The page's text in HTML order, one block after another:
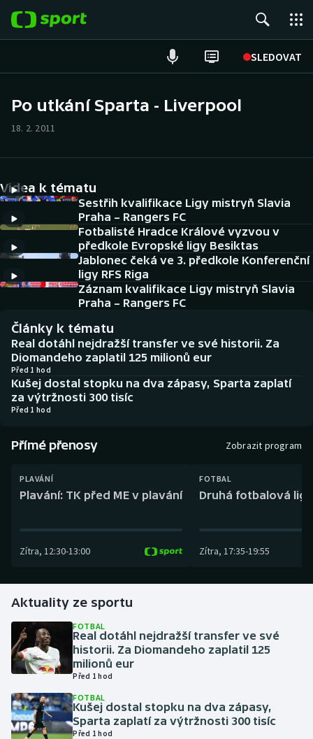
SLEDOVAT
Hokej
Tenis
Atletika
Cyklistika
DALŠÍ SPORTY
Americký fotbal
Baseball a softbal
Basketbal
Biatlon
Curling
Florbal
Golf
Gymnastika
Házená
Jezdectví
NEPŘEHLÉDNĚTE
Soutěže
Historické návraty
Aplikace ČT sport
Po utkání Sparta - Liverpool
18. 2. 2011
Videa k tématu
Sestřih kvalifikace Ligy mistryň Slavia
Praha – Rangers FC
Fotbalisté Hradce Králové vyzvou v
předkole Evropské ligy Besiktas
Jablonec čeká ve 3. předkole Konferenční
ligy RFS Riga
Záznam kvalifikace Ligy mistryň Slavia
Praha – Rangers FC
Články k tématu
Real dotáhl nejdražší transfer ve své historii. Za
Diomandeho zaplatil 125 milionů eur
Před 1 hod
Kušej dostal stopku na dva zápasy, Sparta zaplatí
za výtržnosti 300 tisíc
Před 1 hod
Přímé přenosy Zobrazit program
PLAVÁNÍ
Plavání: TK před ME v plavání
Zítra, 12:30-13:00
FOTBAL
Druhá fotbalová
Zítra, 17:35-19:55
Aktuality ze sportu
FOTBAL
Real dotáhl nejdražší transfer ve své
historii. Za Diomandeho zaplatil 125
milionů eur
Před 1 hod
FOTBAL
Kušej dostal stopku na dva zápasy,
Sparta zaplatí za výtržnosti 300 tisíc
Před 1 hod